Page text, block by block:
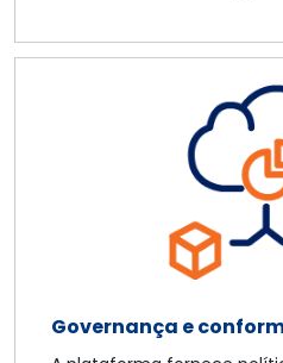
Governança e